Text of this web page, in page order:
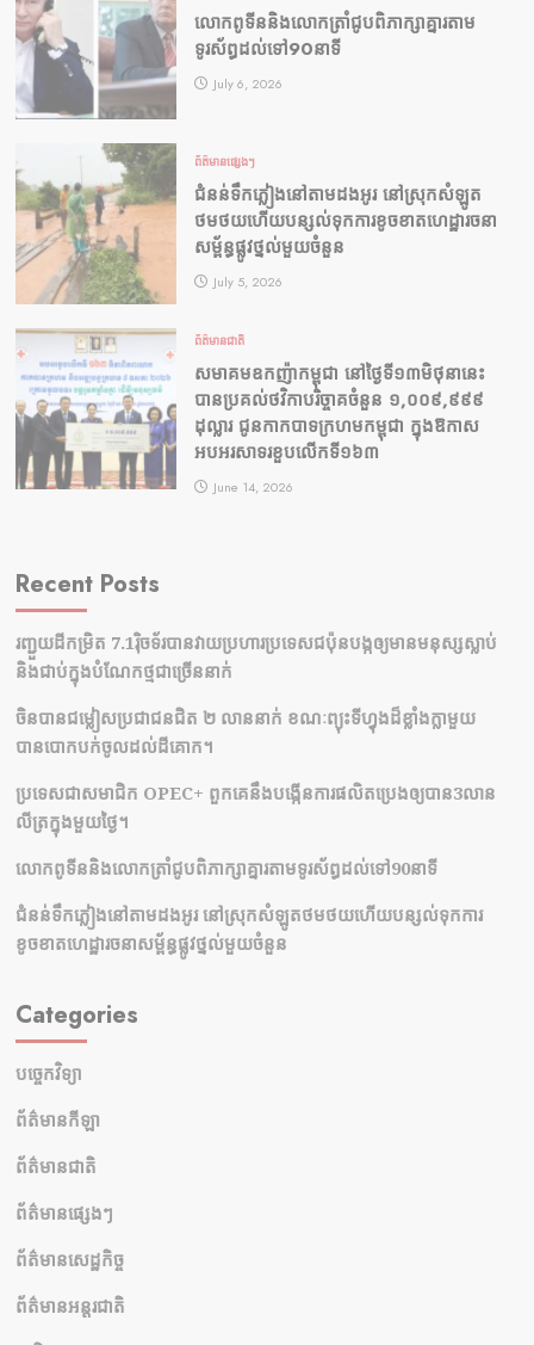
លោកពូទីននិងលោកត្រាំជូបពិភាក្សាគ្នារតាម
ទូរស័ព្ធដល់ទៅ90នាទី
July 6, 2026
ព័ត៌មានផ្សេងៗ
ជំនន់​ទឹកភ្លៀង​នៅ​តាម​ដងអូរ​ នៅ​ស្រុក​សំឡូត​
ថមថយ​ហើយ​បន្សល់​ទុក​ការ​ខូចខាត​ហេដ្ឋារចនា
សម្ព័ន្ធ​ផ្លូវថ្នល់​មួយ​ចំនួន
July 5, 2026
ព័ត៌មានជាតិ
សមាគមឧកញ៉ាកម្ពុជា នៅថ្ងៃទី១៣មិថុនានេះ
បានប្រគល់ថវិកាបរិច្ចាគចំនួន ១,០០៩,៩៩៩
ដុល្លារ ជូនកាកបាទក្រហមកម្ពុជា ក្នុងឱកាស
អបអរសាទរខួបលើកទី១៦៣
June 14, 2026
Recent Posts
រញ្ជួយដីកម្រិត​ 7.1រ៉ិចទ័របានវាយប្រហារប្រទេសជប៉ុនបង្កឲ្យមានមនុស្សស្លាប់​
និង​ជាប់ក្នុងបំណែកថ្មជាច្រើននាក់
ចិនបានជម្លៀសប្រជាជនជិត ២ លាននាក់ ខណៈព្យុះទីហ្វុងដ៏ខ្លាំងក្លាមួយ
បានបោកបក់ចូលដល់ដីគោក។
ប្រទេសជាសមាជិក OPEC+​ ពួកគេនឹងបង្កើនការផលិតប្រេងឲ្យបាន3លាន
លីត្រក្នុងមួយថ្ងៃ។
លោកពូទីននិងលោកត្រាំជូបពិភាក្សាគ្នារតាមទូរស័ព្ធដល់ទៅ90នាទី
ជំនន់​ទឹកភ្លៀង​នៅ​តាម​ដងអូរ​ នៅ​ស្រុក​សំឡូត​ថមថយ​ហើយ​បន្សល់​ទុក​ការ​
ខូចខាត​ហេដ្ឋារចនាសម្ព័ន្ធ​ផ្លូវថ្នល់​មួយ​ចំនួន
Categories
បច្ចេកវិទ្យា
ព័ត៌មានកីឡា
ព័ត៌មានជាតិ
ព័ត៌មានផ្សេងៗ
ព័ត៌មានសេដ្ឋកិច្ច
ព័ត៌មានអន្តរជាតិ